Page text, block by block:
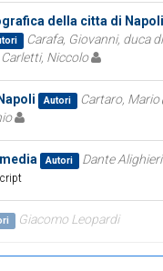
della citta di
Carafa, Giovanni, duca
Carletti, Niccolo
Autori Cartaro, Mario
Autori Dante Alighieri
Giacomo Leopardi